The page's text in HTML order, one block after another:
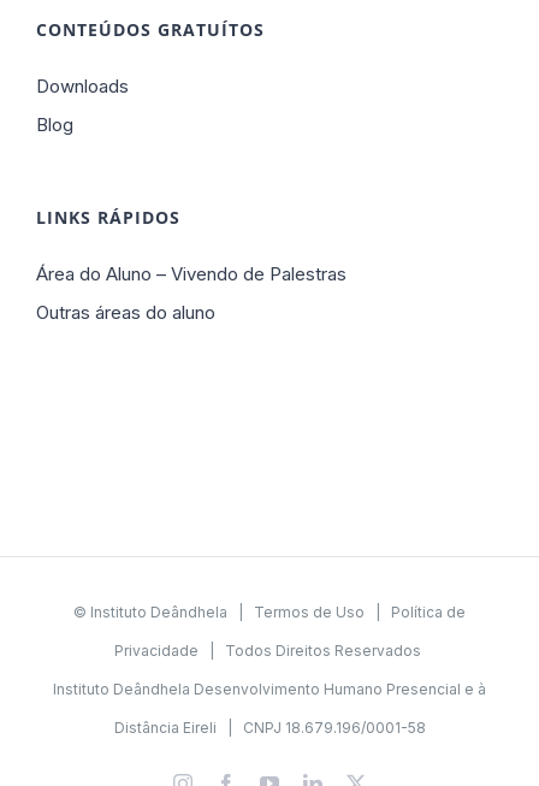
CONTEÚDOS GRATUÍTOS
Downloads
Blog
LINKS RÁPIDOS
Área do Aluno – Vivendo de Palestras
Outras áreas do aluno
© Instituto Deândhela | Termos de Uso Política de
Privacidade | Todos Direitos Reservados
Instituto Deândhela Desenvolvimento Humano Presencial e à
Distância Eireli | CNPJ 18.679.196/0001-58